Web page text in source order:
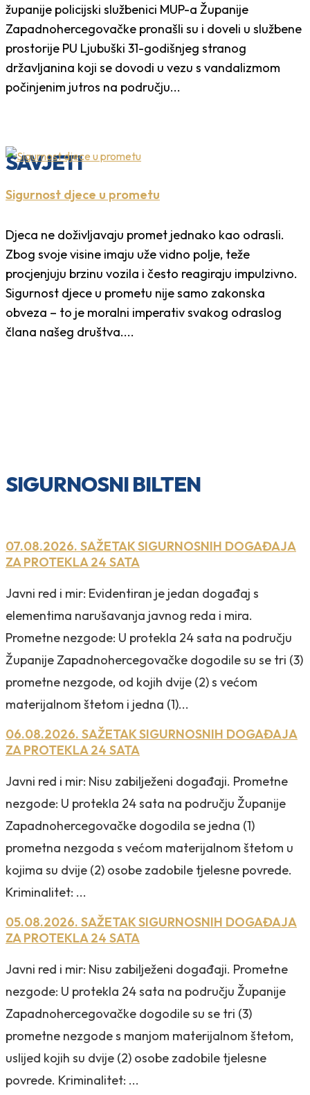
županije policijski službenici MUP-a Županije
Zapadnohercegovačke pronašli su i doveli u službene
prostorije PU Ljubuški 31-godišnjeg stranog
državljanina koji se dovodi u vezu s vandalizmom
počinjenim jutros na području...
SAVJETI
Sigurnost djece u prometu
Djeca ne doživljavaju promet jednako kao odrasli.
Zbog svoje visine imaju uže vidno polje, teže
procjenjuju brzinu vozila i često reagiraju impulzivno.
Sigurnost djece u prometu nije samo zakonska
obveza – to je moralni imperativ svakog odraslog
člana našeg društva....
SIGURNOSNI BILTEN
07.08.2026. SAŽETAK SIGURNOSNIH DOGAĐAJA
ZA PROTEKLA 24 SATA
Javni red i mir: Evidentiran je jedan događaj s
elementima narušavanja javnog reda i mira.
Prometne nezgode: U protekla 24 sata na području
Županije Zapadnohercegovačke dogodile su se tri (3)
prometne nezgode, od kojih dvije (2) s većom
materijalnom štetom i jedna (1)...
06.08.2026. SAŽETAK SIGURNOSNIH DOGAĐAJA
ZA PROTEKLA 24 SATA
Javni red i mir: Nisu zabilježeni događaji. Prometne
nezgode: U protekla 24 sata na području Županije
Zapadnohercegovačke dogodila se jedna (1)
prometna nezgoda s većom materijalnom štetom u
kojima su dvije (2) osobe zadobile tjelesne povrede.
Kriminalitet: ...
05.08.2026. SAŽETAK SIGURNOSNIH DOGAĐAJA
ZA PROTEKLA 24 SATA
Javni red i mir: Nisu zabilježeni događaji. Prometne
nezgode: U protekla 24 sata na području Županije
Zapadnohercegovačke dogodile su se tri (3)
prometne nezgode s manjom materijalnom štetom,
uslijed kojih su dvije (2) osobe zadobile tjelesne
povrede. Kriminalitet: ...